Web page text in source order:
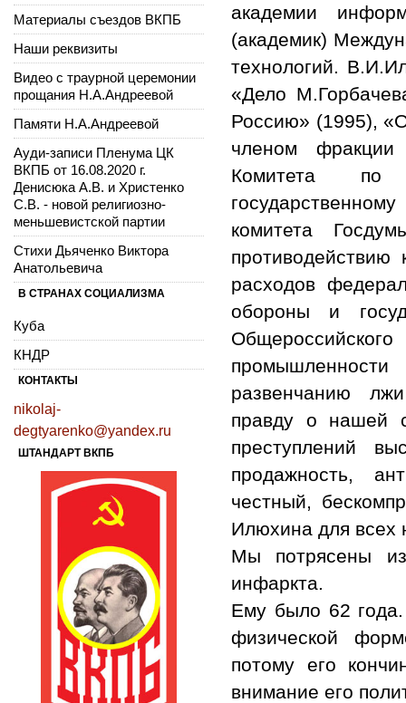
академии
(академик)
технологий.
«Дело
Россию» (1995),
членом
Комитета по
комитета
расходов
обороны и
развенчанию
правду о нашей
преступлений
продажность,
честный,
Илюхина для всех
Мы потрясены
инфаркта.
Ему было 62
физической
потому его
внимание его
Материалы съездов ВКПБ
Наши реквизиты
Видео с траурной церемонии
прощания Н.А.Андреевой
Памяти Н.А.Андреевой
Ауди-записи Пленума ЦК
ВКПБ от 16.08.2020 г.
Денисюка А.В. и Христенко
С.В. - новой религиозно-
меньшевистской партии
Стихи Дьяченко Виктора
Анатольевича
В СТРАНАХ СОЦИАЛИЗМА
Куба
КНДР
КОНТАКТЫ
nikolaj-
degtyarenko@yandex.ru
ШТАНДАРТ ВКПБ